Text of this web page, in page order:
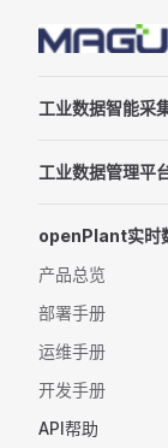
Skip to content
工业数据智能采
工业数据管理平
openPlant实时
产品总览
部署手册
运维手册
开发手册
API帮助